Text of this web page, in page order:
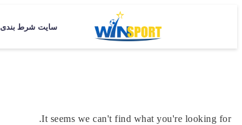
سایت شرط بندی
It seems we can't find what you're looking for.